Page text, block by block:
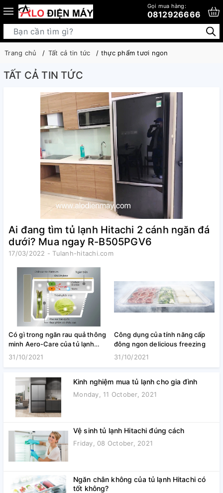
Gọi mua hàng:
0812926666
Trang chủ Tất cả tin tức thực phẩm tươi ngon
TẤT CẢ TIN TỨC
Ai đang tìm tủ lạnh Hitachi 2 cánh ngăn đá
dưới? Mua ngay R-B505PGV6
17/03/2022 - Tulanh-hitachi.com
Có gì trong ngăn rau quả thông
minh Aero-Care của tủ lạnh
Hitachi
31/10/2021
Công dụng của tính năng cấp
đông ngon delicious freezing
31/10/2021
Kinh nghiệm mua tủ lạnh cho gia đình
Monday, 11 October, 2021
Vệ sinh tủ lạnh Hitachi đúng cách
Friday, 08 October, 2021
Ngăn chân không của tủ lạnh Hitachi có
tốt không?